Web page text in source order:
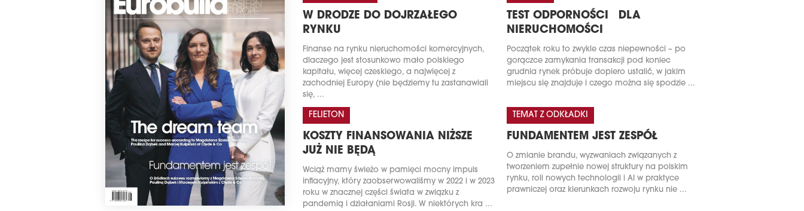
W DRODZE DO DOJRZAŁEGO
RYNKU
Finanse na rynku nieruchomości komercyjnych,
dlaczego jest stosunkowo mało polskiego
kapitału, więcej czeskiego, a najwięcej z
zachodniej Europy (nie będziemy tu zastanawiali
się, ...
TEST ODPORNOŚCI DLA
NIERUCHOMOŚCI
Początek roku to zwykle czas niepewności – po
gorączce zamykania transakcji pod koniec
grudnia rynek próbuje dopiero ustalić, w jakim
miejscu się znajduje i czego można się spodzie ...
FELIETON
KOSZTY FINANSOWANIA NIŻSZE
JUŻ NIE BĘDĄ
Wciąż mamy świeżo w pamięci mocny impuls
inflacyjny, który zaobserwowaliśmy w 2022 i w 2023
roku w znacznej części świata w związku z
pandemią i działaniami Rosji. W niektórych kra ...
TEMAT Z ODKŁADKI
FUNDAMENTEM JEST ZESPÓŁ
O zmianie brandu, wyzwaniach związanych z
tworzeniem zupełnie nowej struktury na polskim
rynku, roli nowych technologii i AI w praktyce
prawniczej oraz kierunkach rozwoju rynku nie ...